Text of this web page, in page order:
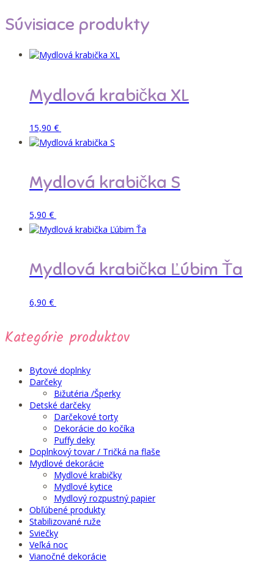
Súvisiace produkty
Mydlová krabička XL
15,90 €
Mydlová krabička S
5,90 €
Mydlová krabička Ľúbim Ťa
6,90 €
Kategórie produktov
Bytové doplnky
Darčeky
Bižutéria /Šperky
Detské darčeky
Darčekové torty
Dekorácie do kočíka
Puffy deky
Doplnkový tovar / Tričká na flaše
Mydlové dekorácie
Mydlové krabičky
Mydlové kytice
Mydlový rozpustný papier
Obľúbené produkty
Stabilizované ruže
Sviečky
Veľká noc
Vianočné dekorácie